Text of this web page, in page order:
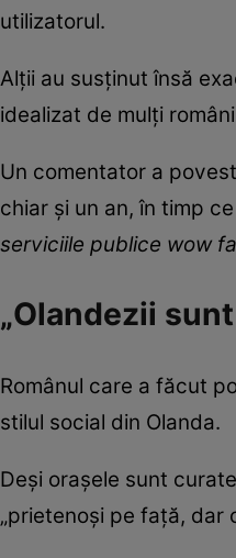
utilizatorul.
Alții au susținut însă
idealizat de mulți
Un comentator a
chiar și un an, în timp
serviciile publice wow
„Olandezii
Românul care a făcut
stilul social din Olanda.
Deși orașele sunt
„prietenoși pe față, dar